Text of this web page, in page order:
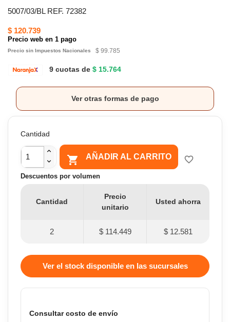
5007/03/BL REF. 72382
$ 120.739
Precio web en 1 pago
Precio sin Impuestos Nacionales $ 99.785
9 cuotas de $ 15.764
Ver otras formas de pago
Cantidad
 AÑADIR AL CARRITO favorite_border
Descuentos por volumen
Cantidad
Precio
unitario
Usted ahorra
2 $ 114.449 $ 12.581
Ver el stock disponible en las sucursales
Consultar costo de envío